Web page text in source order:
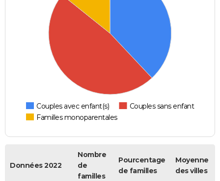
Couples avec enfant(s)
Couples sans enfant
Familles monoparentales
Données 2022
Nombre
de
familles
Pourcentage
de familles
Moyenne
des villes